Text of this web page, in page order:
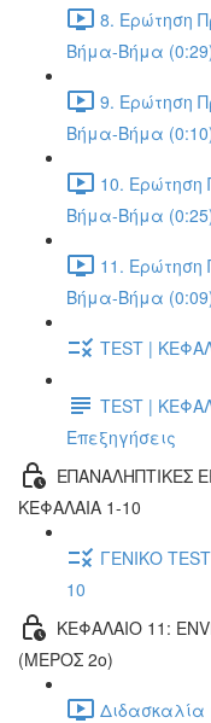
8. Ερώτηση
Βήμα-Βήμα
9. Ερώτηση
Βήμα-Βήμα
10. Ερώτηση
Βήμα-Βήμα
11. Ερώτηση
Βήμα-Βήμα
TEST |
TEST |
Επεξηγήσεις
ΕΠΑΝΑΛΗΠΤΙΚΕΣ
ΚΕΦΑΛΑΙΑ 1-10
ΓΕΝΙΚΟ
10
ΚΕΦΑΛΑΙΟ 11:
(ΜΕΡΟΣ 2ο)
Διδασκαλία